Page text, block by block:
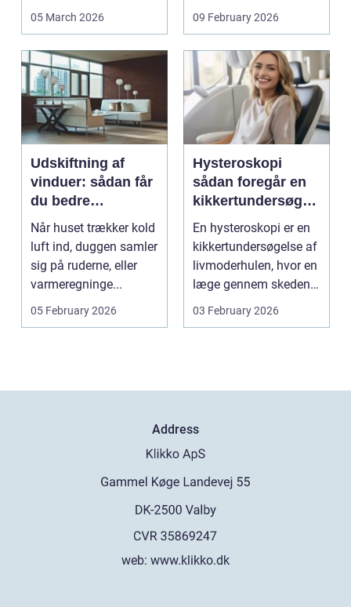
falder anderledes ind,
05 March 2026
mindre erhverv i
Odsherred. Mang...
09 February 2026
Udskiftning af
vinduer: sådan får
du bedre
indeklima og
lavere
varmeregning
Når huset trækker kold
luft ind, duggen samler
sig på ruderne, eller
varmeregninge...
05 February 2026
Hysteroskopi
sådan foregår en
kikkertundersøgel
se af livmoderen
En hysteroskopi er en
kikkertundersøgelse af
livmoderhulen, hvor en
læge gennem skeden
og livmoderha...
03 February 2026
Address
web: www.klikko.dk